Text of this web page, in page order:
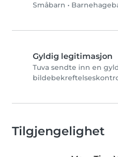
Småbarn •
Gyldig legitimasjon
Tuva sendte inn en
Tilgjengelighet